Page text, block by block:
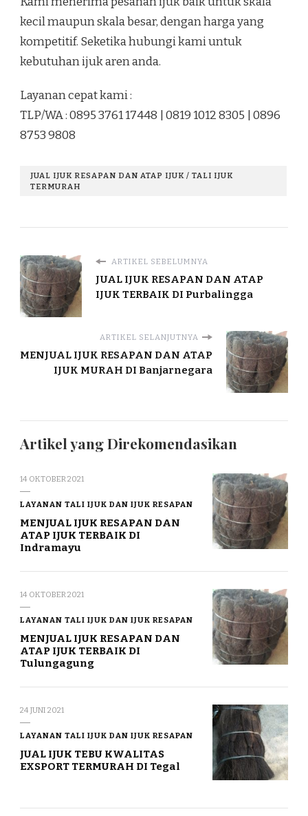
kecil maupun skala besar, dengan harga yang
kompetitif. Seketika hubungi kami untuk
kebutuhan ijuk aren anda.
Layanan cepat kami :
TLP/WA : 0895 3761 17448 | 0819 1012 8305 | 0896
8753 9808
JUAL IJUK RESAPAN DAN ATAP IJUK / TALI IJUK
TERMURAH
ARTIKEL SEBELUMNYA
JUAL IJUK RESAPAN DAN ATAP
IJUK TERBAIK DI Purbalingga
ARTIKEL SELANJUTNYA
MENJUAL IJUK RESAPAN DAN ATAP
IJUK MURAH DI Banjarnegara
Artikel yang Direkomendasikan
14 OKTOBER 2021
LAYANAN TALI IJUK DAN IJUK RESAPAN
MENJUAL IJUK RESAPAN DAN
ATAP IJUK TERBAIK DI
Indramayu
14 OKTOBER 2021
LAYANAN TALI IJUK DAN IJUK RESAPAN
MENJUAL IJUK RESAPAN DAN
ATAP IJUK TERBAIK DI
Tulungagung
24 JUNI 2021
LAYANAN TALI IJUK DAN IJUK RESAPAN
JUAL IJUK TEBU KWALITAS
EXSPORT TERMURAH DI Tegal